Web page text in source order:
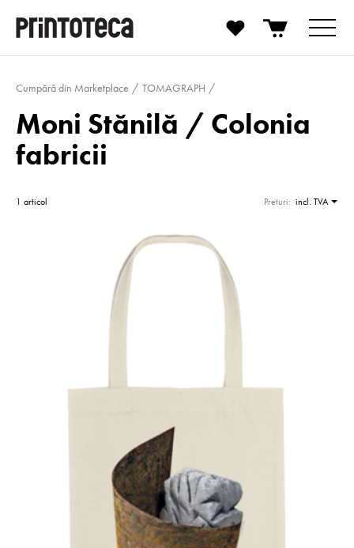
Cumpără din Marketplace TOMAGRAPH
Moni Stănilă / Colonia
fabricii
1 articol Preturi: incl. TVA